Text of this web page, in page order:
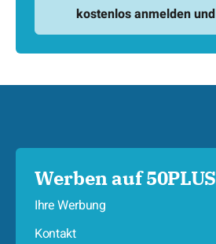
Werben auf 50PLUS
Ihre Werbung
Kontakt